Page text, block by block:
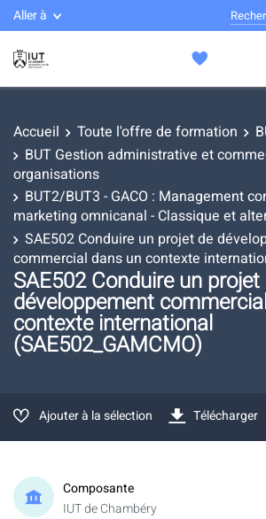
Aller à
Accueil Toute l'offre de formation
BUT Gestion administrative et
organisations
BUT2/BUT3 - GACO : Management
marketing omnicanal - Classique et
SAE502 Conduire un projet de
commercial dans un contexte
SAE502 Conduire un projet
développement
contexte international
(SAE502_GAMCMO)
Ajouter à la sélection Télécharger
Composante
IUT de Chambéry